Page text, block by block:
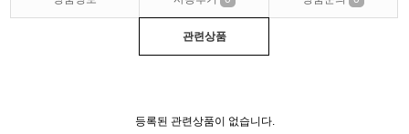
관련상품
등록된 관련상품이 없습니다.